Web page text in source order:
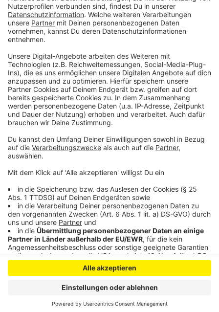
Anzeige
Kriminelle Prüfungstrickserei in Leverkusen
Leverkusen: Wieder mehr Fake-Anrufe
Zugewanderte Kinder lernen Deutsch in Leverkusen
Anzeige
Anzeige